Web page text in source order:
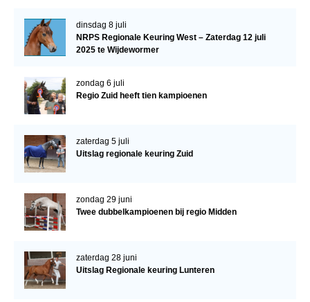
dinsdag 8 juli
NRPS Regionale Keuring West – Zaterdag 12 juli
2025 te Wijdewormer
zondag 6 juli
Regio Zuid heeft tien kampioenen
zaterdag 5 juli
Uitslag regionale keuring Zuid
zondag 29 juni
Twee dubbelkampioenen bij regio Midden
zaterdag 28 juni
Uitslag Regionale keuring Lunteren